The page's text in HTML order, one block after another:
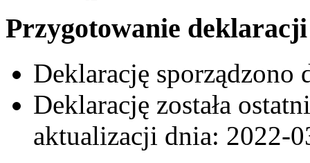
Przygotowanie
Deklarację sporządzono
Deklarację została
aktualizacji dnia: 2022-